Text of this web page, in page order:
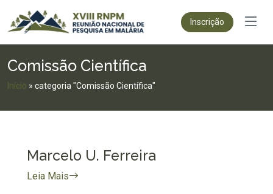
Inscrição
Comissão Científica
Início » categoria "Comissão Científica"
Marcelo U. Ferreira
Leia Mais